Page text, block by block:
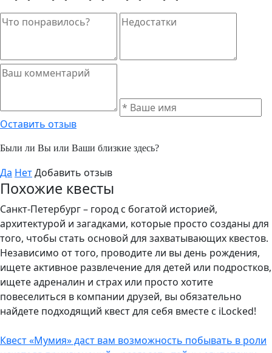
Оставить отзыв
Были ли Вы или Ваши близкие здесь?
Да НетДобавить отзыв
Похожие квесты
Санкт-Петербург – город с богатой историей,
архитектурой и загадками, которые просто созданы для
того, чтобы стать основой для захватывающих квестов.
Независимо от того, проводите ли вы день рождения,
ищете активное развлечение для детей или подростков,
ищете адреналин и страх или просто хотите
повеселиться в компании друзей, вы обязательно
найдете подходящий квест для себя вместе с iLocked!
Квест «Мумия» даст вам возможность побывать в роли